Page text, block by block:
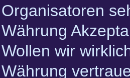
Organisatoren
Währung
Wollen wir
Währung